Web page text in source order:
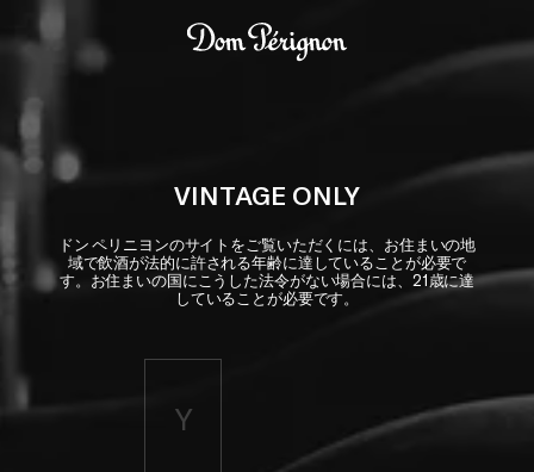
VINTAGE ONLY
ドン ペリニヨンのサイトをご覧いただくには、お住まいの地
域で飲酒が法的に許される年齢に達していることが必要で
す。お住まいの国にこうした法令がない場合には、21歳に達
していることが必要です。